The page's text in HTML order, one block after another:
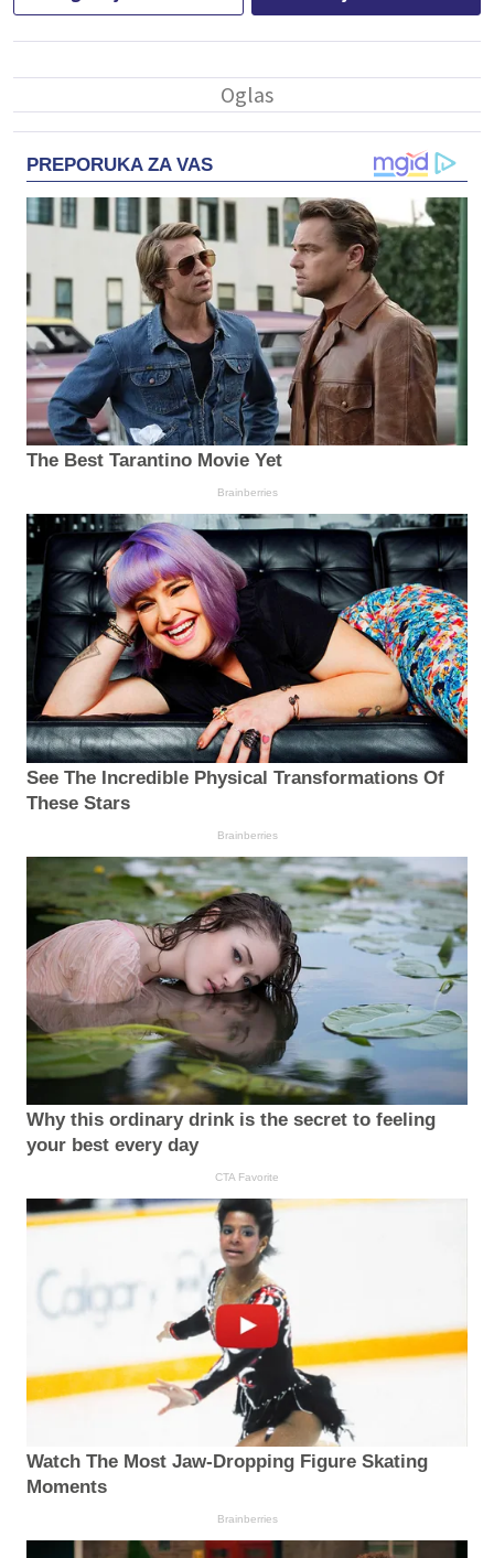
PREPORUKA ZA VAS
The Best Tarantino Movie Yet
Brainberries
See The Incredible Physical Transformations Of
These Stars
Brainberries
Why this ordinary drink is the secret to feeling
your best every day
CTA Favorite
Watch The Most Jaw‑Dropping Figure Skating
Moments
Brainberries